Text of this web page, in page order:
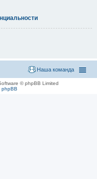
Наша команда
© phpBB Limited
phpBB